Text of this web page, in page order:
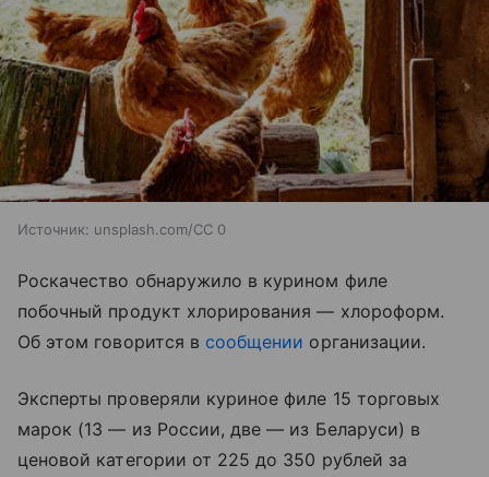
Источник: unsplash.com/CC 0
Роскачество обнаружило в курином филе
побочный продукт хлорирования — хлороформ.
Об этом говорится в сообщении организации.
Эксперты проверяли куриное филе 15 торговых
марок (13 — из России, две — из Беларуси) в
ценовой категории от 225 до 350 рублей за